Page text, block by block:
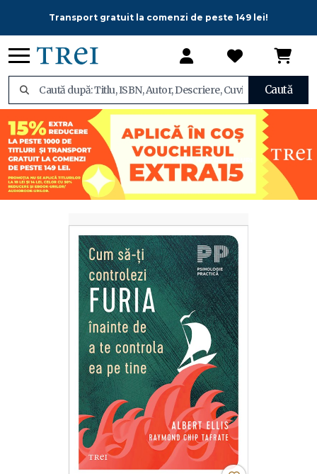
Transport gratuit la comenzi de peste 149 lei!
Caută